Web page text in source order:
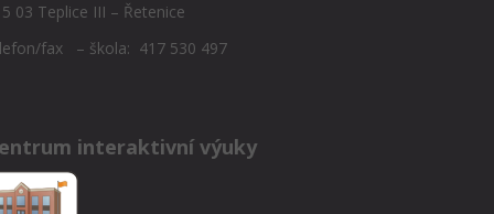
03 Teplice III – Řetenice
fax – škola: 417 530 497
interaktivní výuky